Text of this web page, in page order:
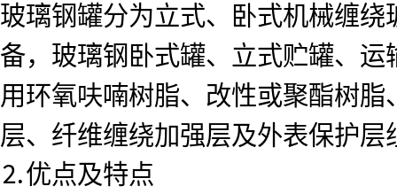
玻璃钢罐分为立式、卧式机械缠
备，玻璃钢卧式罐、立式贮罐、
用环氧呋喃树脂、改性或聚酯树
层、纤维缠绕加强层及外表保护层
⒉优点及特点